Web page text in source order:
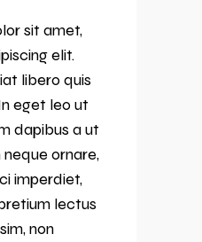
sit amet,
elit.
libero quis
eget leo ut
dapibus a ut
neque ornare,
imperdiet,
lectus
non